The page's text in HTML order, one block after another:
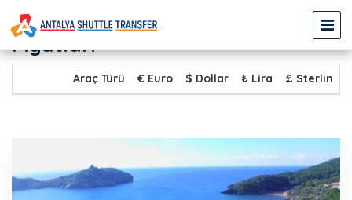
KUNDU - SARIGERME Transfer
Fiyatları
Araç Türü € Euro $ Dollar ₺ Lira £ Sterlin